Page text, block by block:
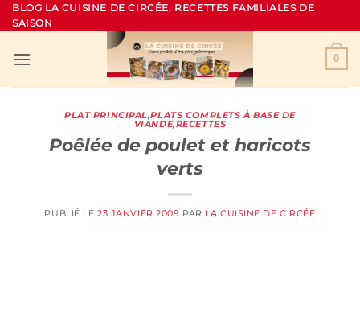
Passer
au
BLOG LA CUISINE DE CIRCÉE, RECETTES FAMILIALES DE
SAISON
0
PLAT PRINCIPAL,PLATS COMPLETS À BASE DE
VIANDE,RECETTES
Poêlée de poulet et haricots
verts
PUBLIÉ LE23 JANVIER 2009 PAR LA CUISINE DE CIRCÉE